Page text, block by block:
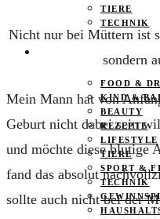
TIERE
TECHNIK
FOOD &
KIND &
BEAUTY
REZEPTE
LIFESTYLE
TIERE
SPORT &
TECHNIK
Nicht nur bei Müttern ist
sondern
Mein Mann hat von
Geburt nicht dabei sein
und möchte diese blutige
fand das absolut
sollte auch nicht bei der